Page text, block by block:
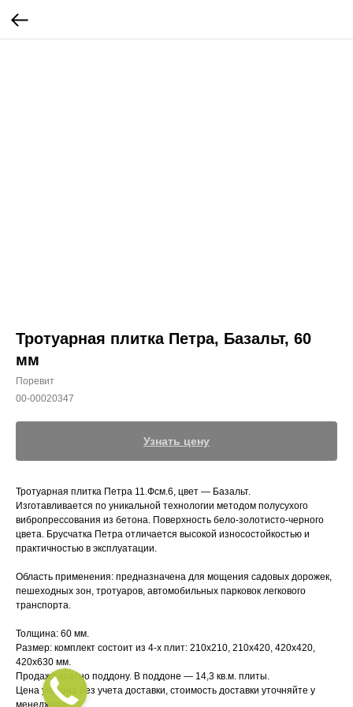
Тротуарная плитка Петра, Базальт, 60
мм
Поревит
00-00020347
Узнать цену
Тротуарная плитка Петра 11.Фсм.6, цвет — Базальт.
Изготавливается по уникальной технологии методом полусухого
вибропрессования из бетона. Поверхность бело-золотисто-черного
цвета. Брусчатка Петра отличается высокой износостойкостью и
практичностью в эксплуатации.
Область применения: предназначена для мощения садовых дорожек,
пешеходных зон, тротуаров, автомобильных парковок легкового
транспорта.
Толщина: 60 мм.
Размер: комплект состоит из 4-х плит: 210х210, 210х420, 420х420,
420х630 мм.
Продажа кратно поддону. В поддоне — 14,3 кв.м. плиты.
Цена указана без учета доставки, стоимость доставки уточняйте у
менеджера.